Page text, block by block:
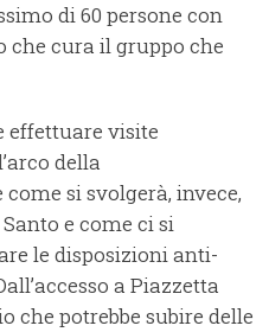
di 60 persone con
che cura il gruppo che
effettuare visite
della
si svolgerà, invece,
e come ci si
le disposizioni anti-
a Piazzetta
che potrebbe subire delle